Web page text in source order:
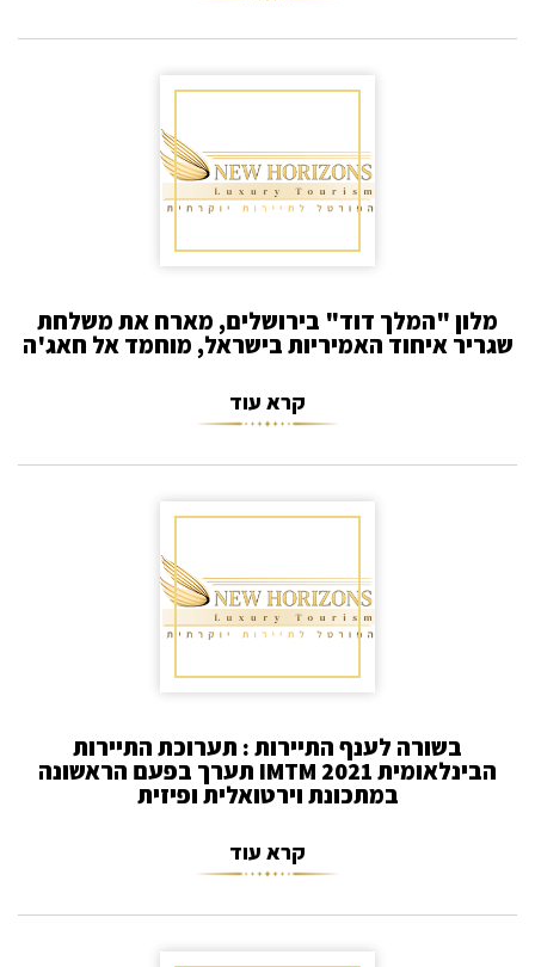
מלון "המלך דוד" בירושלים, מארח את משלחת
שגריר איחוד האמיריות בישראל, מוחמד אל חאג'ה
קרא עוד
בשורה לענף התיירות : תערוכת התיירות
הבינלאומית 2021 IMTM תערך בפעם הראשונה
במתכונת וירטואלית ופיזית
קרא עוד